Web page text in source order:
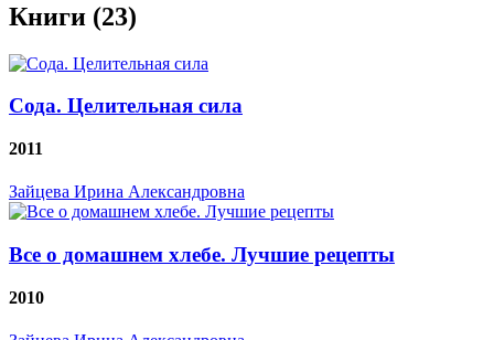
Книги (23)
Сода. Целительная сила
2011
Зайцева Ирина Александровна
Все о домашнем хлебе. Лучшие рецепты
2010